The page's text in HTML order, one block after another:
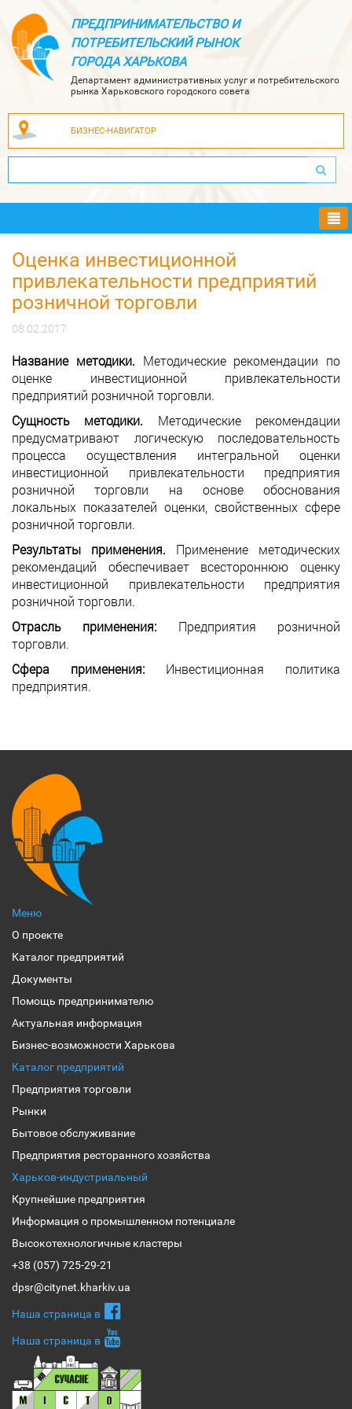
ПРЕДПРИНИМАТЕЛЬСТВО И
ПОТРЕБИТЕЛЬСКИЙ РЫНОК
ГОРОДА ХАРЬКОВА
Департамент административных услуг и потребительского
рынка Харьковского городского совета
БИЗНЕС-НАВИГАТОР
Оценка инвестиционной
привлекательности предприятий
розничной торговли
08.02.2017
Название методики. Методические рекомендации по
оценке инвестиционной привлекательности
предприятий розничной торговли.
Сущность методики. Методические рекомендации
предусматривают логическую последовательность
процесса осуществления интегральной оценки
инвестиционной привлекательности предприятия
розничной торговли на основе обоснования
локальных показателей оценки, свойственных сфере
розничной торговли.
Результаты применения. Применение методических
рекомендаций обеспечивает всестороннюю оценку
инвестиционной привлекательности предприятия
розничной торговли.
Отрасль применения: Предприятия розничной
торговли.
Сфера применения: Инвестиционная политика
предприятия.
Меню
О проекте
Каталог предприятий
Документы
Помощь предпринимателю
Актуальная информация
Бизнес-возможности Харькова
Каталог предприятий
Предприятия торговли
Рынки
Бытовое обслуживание
Предприятия ресторанного хозяйства
Харьков-индустриальный
Крупнейшие предприятия
Информация о промышленном потенциале
Высокотехнологичные кластеры
+38 (057) 725-29-21
dpsr@citynet.kharkiv.ua
Наша страница в
Наша страница в